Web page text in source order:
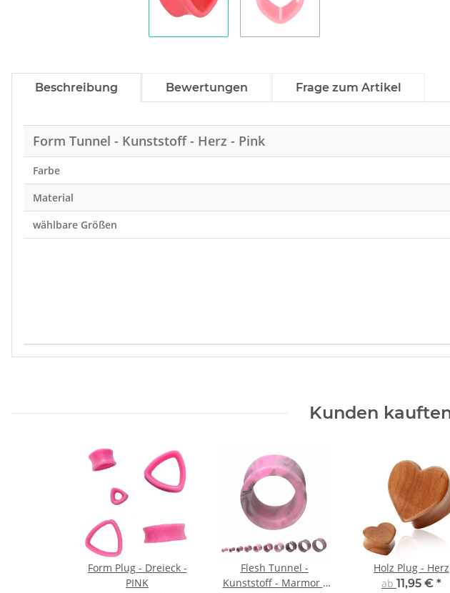
Beschreibung Bewertungen Frage zum Artikel
Form Tunnel - Kunststoff - Herz - Pink
Farbe
Material
wählbare Größen
Produkteigenschaft
Wert
Kunden
Form Plug - Dreieck -
PINK
Flesh Tunnel -
Kunststoff - Marmor -
Holz Plug - Herz
ab 11,95 € *